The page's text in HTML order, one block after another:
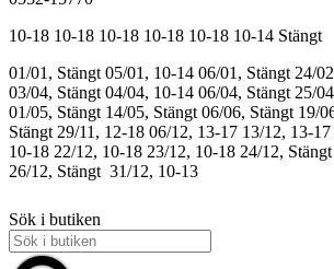
10-18 10-18 10-18 10-18 10-18 10-14 Stängt
01/01, Stängt 05/01, 10-14 06/01, Stängt 24/
03/04, Stängt 04/04, 10-14 06/04, Stängt 25/
01/05, Stängt 14/05, Stängt 06/06, Stängt 19/
Stängt 29/11, 12-18 06/12, 13-17 13/12, 13-17
10-18 22/12, 10-18 23/12, 10-18 24/12, Stängt
26/12, Stängt 31/12, 10-13
Sök i butiken